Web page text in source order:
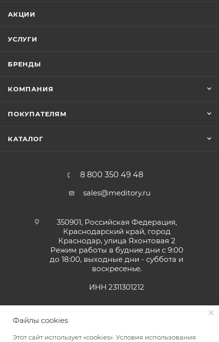
АКЦИИ
УСЛУГИ
БРЕНДЫ
КОМПАНИЯ
ПОКУПАТЕЛЯМ
КАТАЛОГ
8 800 350 49 48
sales@meditory.ru
350901, Российская Федерация,
Краснодарский край, город
Краснодар, улица Яхонтовая 2
Режим работы в будние дни с 9:00
до 18:00, выходные дни - суббота и
воскресенье.
ИНН 2311301212
Файлы cookies
Этот сайт использует «cookies». Условия использования